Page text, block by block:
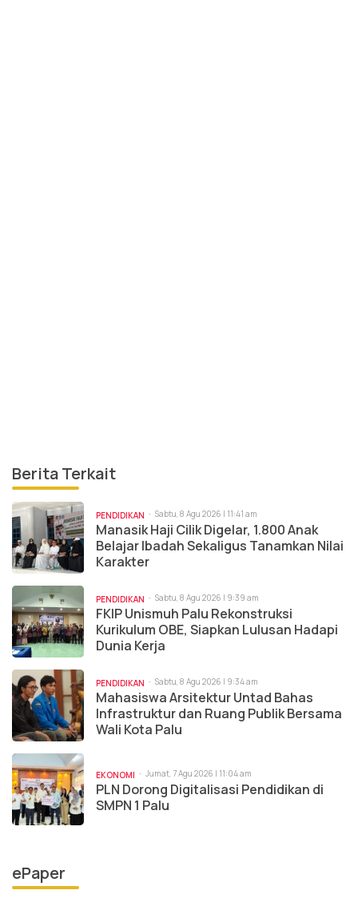
Berita Terkait
PENDIDIKAN Sabtu, 8 Agu 2026 | 11:41 am
Manasik Haji Cilik Digelar, 1.800 Anak
Belajar Ibadah Sekaligus Tanamkan Nilai
Karakter
PENDIDIKAN Sabtu, 8 Agu 2026 | 9:39 am
FKIP Unismuh Palu Rekonstruksi
Kurikulum OBE, Siapkan Lulusan Hadapi
Dunia Kerja
PENDIDIKAN Sabtu, 8 Agu 2026 | 9:34 am
Mahasiswa Arsitektur Untad Bahas
Infrastruktur dan Ruang Publik Bersama
Wali Kota Palu
EKONOMI Jumat, 7 Agu 2026 | 11:04 am
PLN Dorong Digitalisasi Pendidikan di
SMPN 1 Palu
ePaper